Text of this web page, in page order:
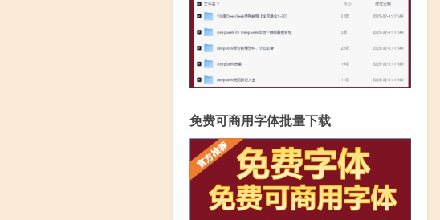
免费可商用字体批量下载